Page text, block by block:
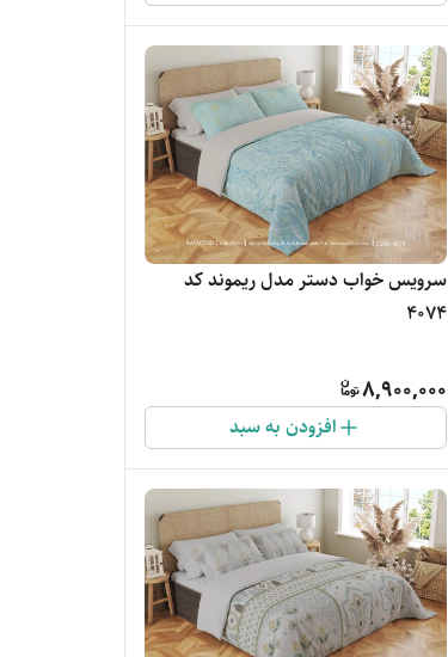
سرویس خواب دستر مدل ریموند کد
4074
8,900,000
افزودن به سبد